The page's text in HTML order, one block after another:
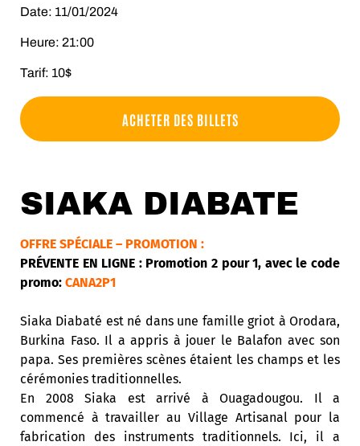
Date: 11/01/2024
Heure: 21:00
Tarif: 10$
ACHETER DES BILLETS
SIAKA DIABATE
OFFRE SPÉCIALE – PROMOTION :
PRÉVENTE EN LIGNE : Promotion 2 pour 1, avec le code
promo: CANA2P1
Siaka Diabaté est né dans une famille griot à Orodara,
Burkina Faso. Il a appris à jouer le Balafon avec son
papa. Ses premières scènes étaient les champs et les
cérémonies traditionnelles.
En 2008 Siaka est arrivé à Ouagadougou. Il a
commencé à travailler au Village Artisanal pour la
fabrication des instruments traditionnels. Ici, il a